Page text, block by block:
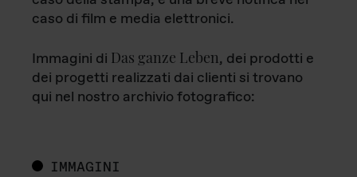
caso di film e media elettronici.
Immagini di Das ganze Leben, dei prodotti e
dei progetti realizzati dai clienti si trovano
qui nel nostro archivio fotografico:
IMMAGINI